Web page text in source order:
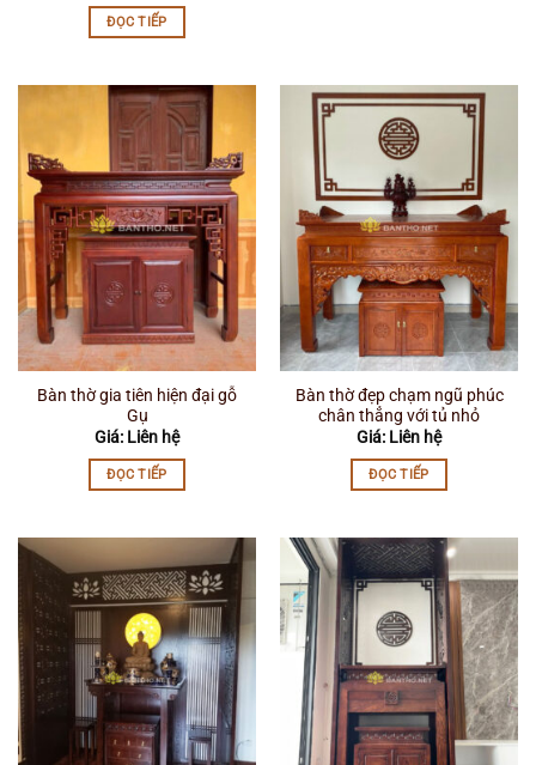
ĐỌC TIẾP
Bàn thờ gia tiên hiện đại gỗ
Gụ
Giá: Liên hệ
ĐỌC TIẾP
Bàn thờ đẹp chạm ngũ phúc
chân thẳng với tủ nhỏ
Giá: Liên hệ
ĐỌC TIẾP